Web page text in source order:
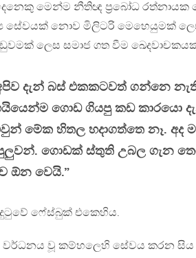
මෙන්ම නීතිඥ ප්‍රබෝධ රත්නායක
සේවයක් නොව මිලිටරි මෙහෙයුමක්
ලෙස සමාජ ගත වීම
අපිව දැන් බස් එකකටවත් ගන්නෙ
ගොඩ ගියපු කඩ කාරයො
මේක හිතල හදාගත්තෙ නෑ.
ගොඩක් ස්තුති උබල ගැන
ඕන වෙයි.”
ෆේස්බුක් එකෙහිය.
වූ කම්හලෙහි සේවය කරන සිය